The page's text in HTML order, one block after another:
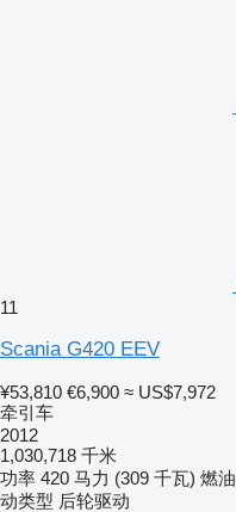
11
Scania G420 EEV
¥53,810 €6,900 ≈ US$7,972
牵引车
2012
1,030,718 千米
功率 420 马力 (309 千瓦) 燃油
动类型 后轮驱动